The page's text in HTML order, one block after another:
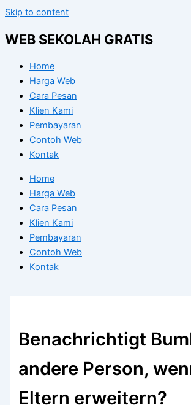
Skip to content
WEB SEKOLAH GRATIS
Home
Harga Web
Cara Pesan
Klien Kami
Pembayaran
Contoh Web
Kontak
Home
Harga Web
Cara Pesan
Klien Kami
Pembayaran
Contoh Web
Kontak
Benachrichtigt
andere Person,
Eltern erweitern?